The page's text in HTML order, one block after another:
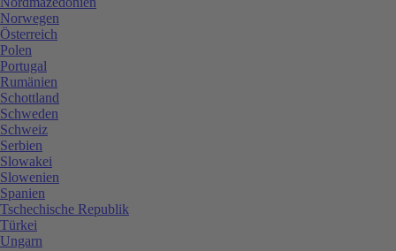
Norwegen
Österreich
Polen
Portugal
Rumänien
Schottland
Schweden
Schweiz
Serbien
Slowakei
Slowenien
Spanien
Tschechische Republik
Türkei
Ungarn